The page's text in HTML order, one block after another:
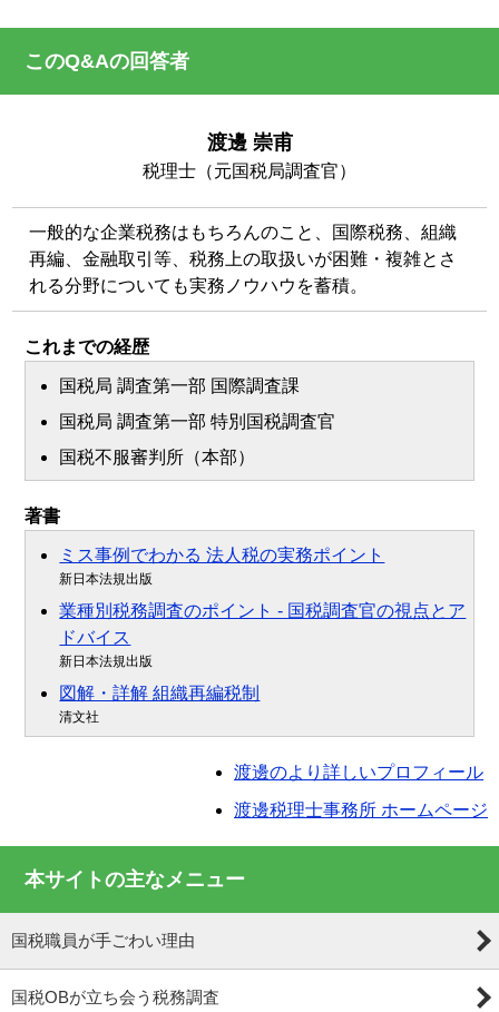
このQ&Aの回答者
渡邊 崇甫
税理士（元国税局調査官）
一般的な企業税務はもちろんのこと、国際税務、組織
再編、金融取引等、税務上の取扱いが困難・複雑とさ
れる分野についても実務ノウハウを蓄積。
これまでの経歴
国税局 調査第一部 国際調査課
国税局 調査第一部 特別国税調査官
国税不服審判所（本部）
著書
ミス事例でわかる 法人税の実務ポイント
新日本法規出版
業種別税務調査のポイント - 国税調査官の視点とア
ドバイス
新日本法規出版
図解・詳解 組織再編税制
清文社
渡邊のより詳しいプロフィール
渡邊税理士事務所 ホームページ
本サイトの主なメニュー
国税職員が手ごわい理由
国税OBが立ち会う税務調査